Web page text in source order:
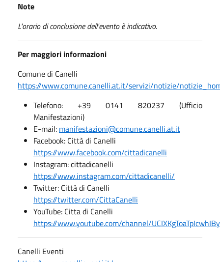
Note
L'orario di conclusione dell'evento è indicativo.
Per maggiori informazioni
Comune di Canelli
https://www.comune.canelli.at.it/servizi/notizie/
Telefono: +39 0141 820237 (Ufficio
Manifestazioni)
E-mail: manifestazioni@comune.canelli.at.it
Facebook: Città di Canelli
https://www.facebook.com/cittadicanelli
Instagram: cittadicanelli
https://www.instagram.com/cittadicanelli/
Twitter: Città di Canelli
https://twitter.com/CittaCanelli
YouTube: Citta di Canelli
https://www.youtube.com/channel/
Canelli Eventi